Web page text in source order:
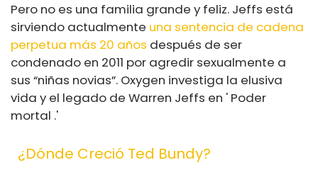
Pero no es una familia grande y feliz. Jeffs está
sirviendo actualmente una sentencia de cadena
perpetua más 20 años después de ser
condenado en 2011 por agredir sexualmente a
sus “niñas novias”. Oxygen investiga la elusiva
vida y el legado de Warren Jeffs en ' Poder
mortal .'
¿Dónde Creció Ted Bundy?